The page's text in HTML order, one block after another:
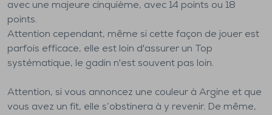
avec une majeure cinquième, avec 14 points ou 18
points.
Attention cependant, même si cette façon de jouer est
parfois efficace, elle est loin d'assurer un Top
systématique, le gadin n'est souvent pas loin.
Attention, si vous annoncez une couleur à Argine et que
vous avez un fit, elle s’obstinera à y revenir. De même,